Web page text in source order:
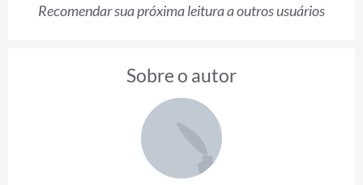
Recomendar sua próxima leitura a outros usuários
Sobre o autor